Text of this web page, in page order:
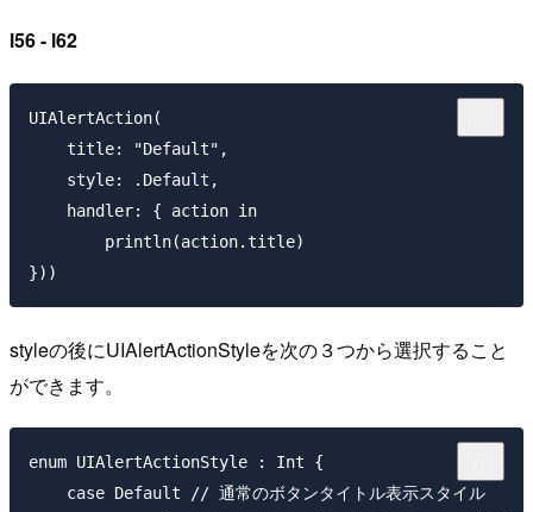
l56 - l62
UIAlertAction(
    title: "Default",
    style: .Default,
    handler: { action in
        println(action.title)
styleの後にUIAlertActionStyleを次の３つから選択すること
ができます。
enum UIAlertActionStyle : Int {
    case Default // 通常のボタンタイトル表示スタイル